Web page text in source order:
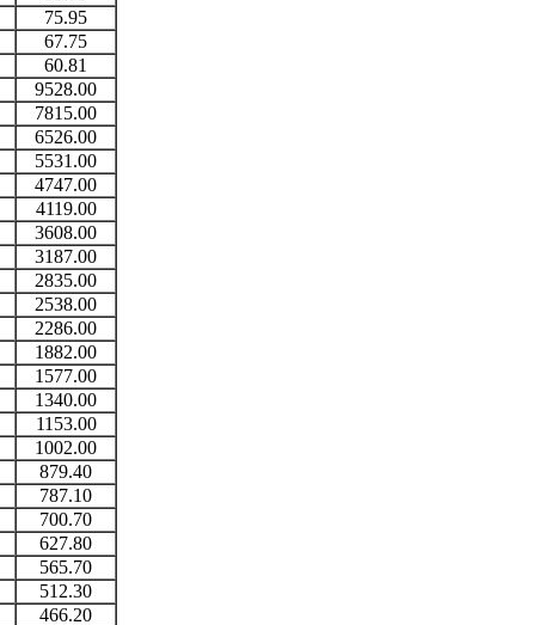
75.95
67.75
60.81
9528.00
7815.00
6526.00
5531.00
4747.00
4119.00
3608.00
3187.00
2835.00
2538.00
2286.00
1882.00
1577.00
1340.00
1153.00
1002.00
879.40
787.10
700.70
627.80
565.70
512.30
466.20